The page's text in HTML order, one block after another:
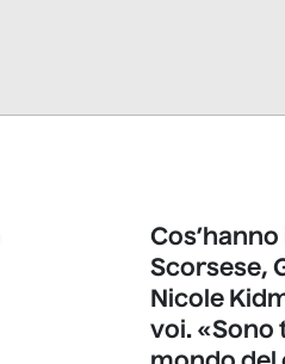
Scorsese,
Nicole
voi. «Sono